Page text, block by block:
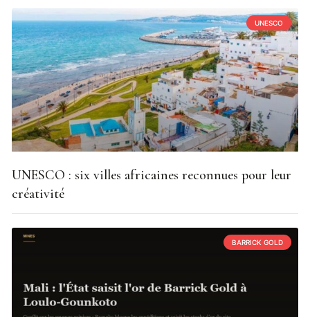
UNESCO
UNESCO : six villes africaines reconnues pour leur
créativité
BARRICK GOLD